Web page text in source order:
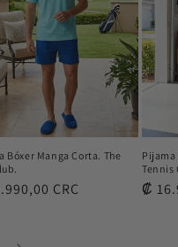
Bóxer Manga Corta. The
CRC
Pijama
Tennis
₡